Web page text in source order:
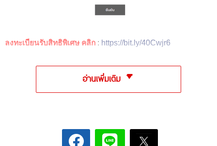
ลงทะเบียนรับสิทธิพิเศษ คลิก : https://bit.ly/40Cwjr6
อ่านเพิ่มเติม